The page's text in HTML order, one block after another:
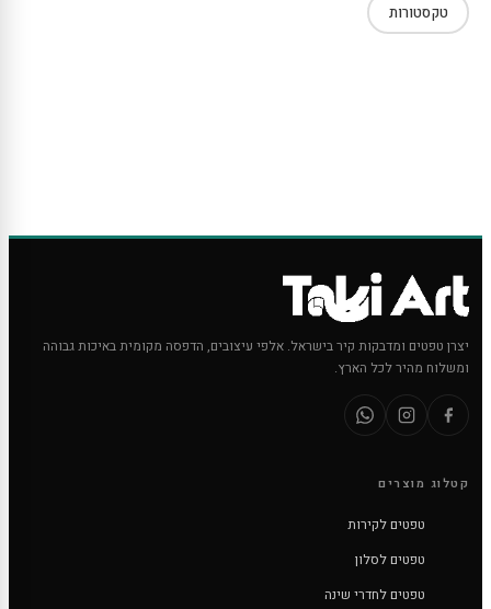
טקסטורות
יצרן טפטים ומדבקות קיר בישראל. אלפי עיצובים, הדפסה מקומית באיכות גבוהה
ומשלוח מהיר לכל הארץ.
קטלוג מוצרים
טפטים לקירות
טפטים לסלון
טפטים לחדרי שינה